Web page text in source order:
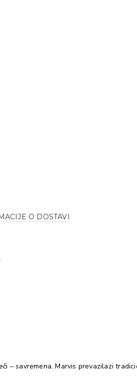
O DOSTAVI
– savremena. Marvis prevazilazi